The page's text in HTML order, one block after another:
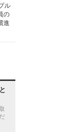
ル
の
進